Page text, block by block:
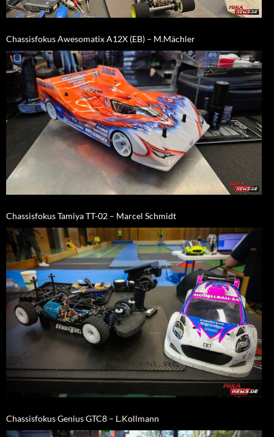
Chassisfokus Awesomatix A12X (EB) – M.Mächler
Chassisfokus Tamiya TT-02 – Marcel Schmidt
Chassisfokus Genius GTC8 – L.Kollmann